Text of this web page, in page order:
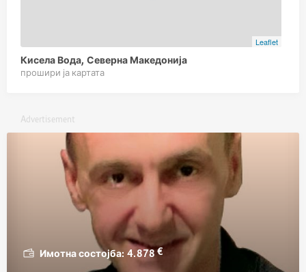
Leaflet
Кисела Вода, Северна Македонија
прошири ја картата
Advertisement
4.878€